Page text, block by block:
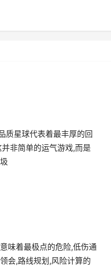
质星球代表着最丰厚的回
非简单的运气游戏,而是
味着最极点的危险,低伤通
会,路线规划,风险计算的